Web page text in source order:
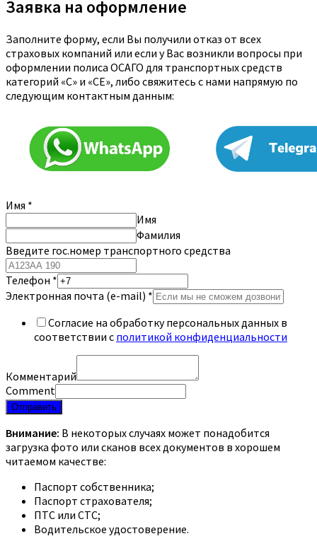
Заявка на оформление
Заполните форму, если Вы получили отказ от всех
страховых компаний или если у Вас возникли вопросы при
оформлении полиса ОСАГО для транспортных средств
категорий «C» и «CE», либо свяжитесь с нами напрямую по
следующим контактным данным:
Имя *
Имя
Фамилия
Введите гос.номер транспортного средства
Телефон *
Электронная почта (e-mail) *
Согласие на обработку персональных данных в
соответствии с политикой конфиденциальности
Комментарий
Comment
Отправить
Внимание: В некоторых случаях может понадобится
загрузка фото или сканов всех документов в хорошем
читаемом качестве:
Паспорт собственника;
Паспорт страхователя;
ПТС или СТС;
Водительское удостоверение.